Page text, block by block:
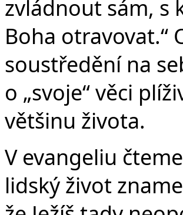
zvládnout sám, s
Boha otravovat.“
soustředění na
o „svoje“ věci
většinu života.
V evangeliu
lidský život